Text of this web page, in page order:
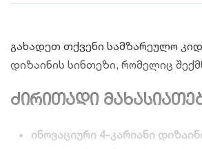
გახადეთ თქვენი სამზარეულო
დიზაინის სინთეზი, რომელიც
ძირითადი
ინოვაციური 4-კარიანი